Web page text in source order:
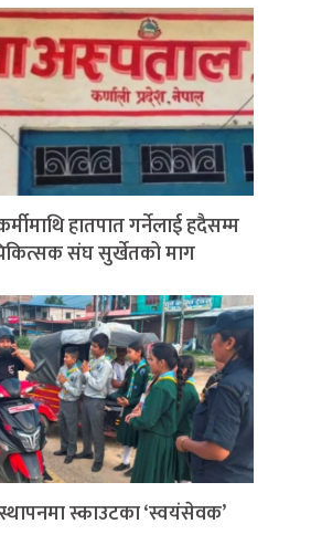
हातपात गर्नेलाई हदैसम्म
संघ सुर्खेतको माग
स्काउटका ‘स्वयंसेवक’